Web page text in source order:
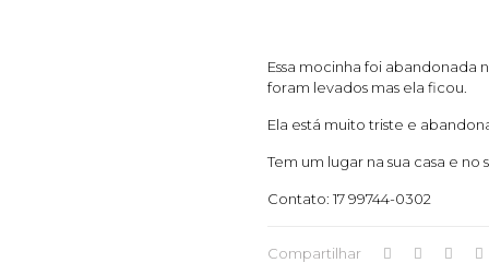
Essa mocinha foi abandonada
foram levados mas ela ficou.
Ela está muito triste e
Tem um lugar na sua casa e no
Contato: 17 99744-0302
Compartilhar